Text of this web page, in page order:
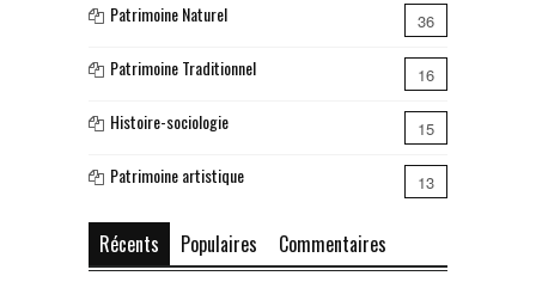
Patrimoine Naturel 36
Patrimoine Traditionnel 16
Histoire-sociologie 15
Patrimoine artistique 13
Récents Populaires
Commentaires